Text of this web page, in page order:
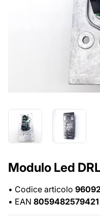
Modulo Led
• Codice articolo
• EAN 8059482579421